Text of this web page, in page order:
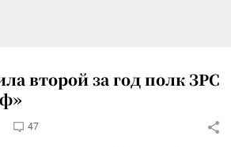
второй за год полк ЗРС
47